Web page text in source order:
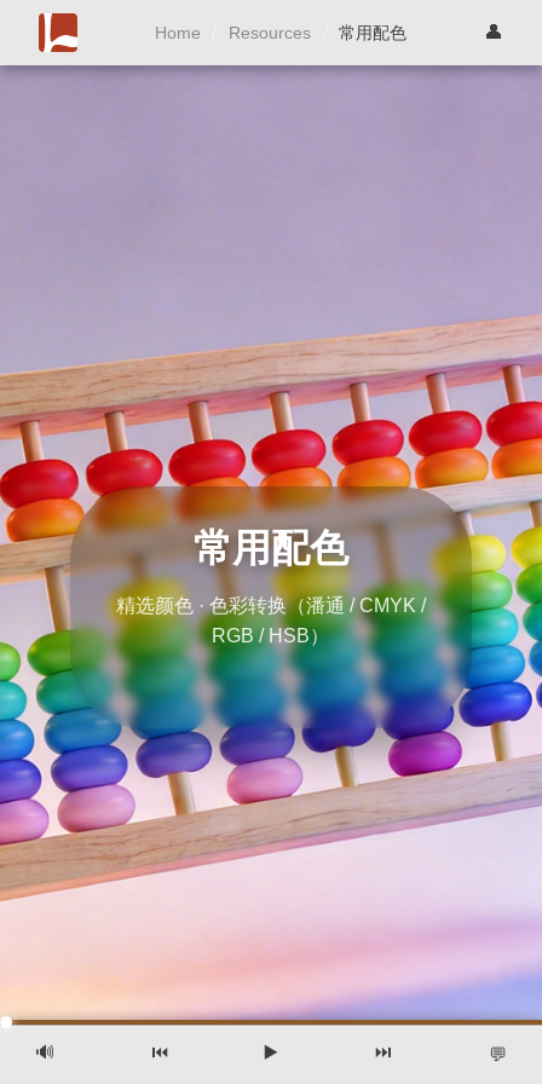
Home Resources 常用配色 👤
常用配色
精选颜色 · 色彩转换（潘通 / CMYK /
RGB / HSB）
🔊 ⏮️ ▶️ ⏭️ 💬